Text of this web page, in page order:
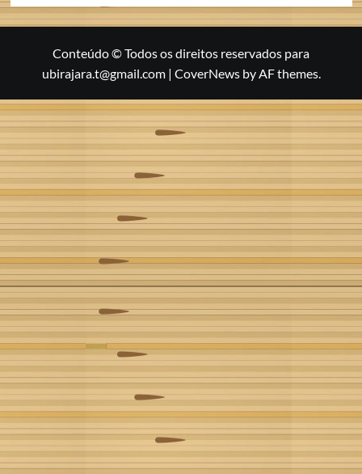
Conteúdo © Todos os direitos reservados para
ubirajara.t@gmail.com | CoverNewsby AF themes.